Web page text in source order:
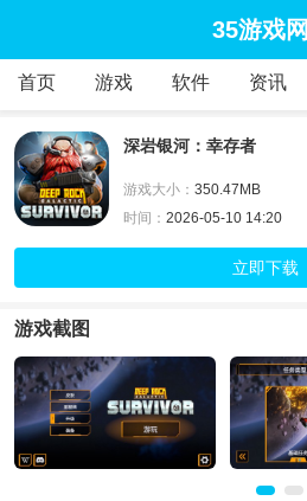
35游戏网
首页 游戏 软件 资讯
深岩银河：幸存者
游戏大小： 350.47MB
时间： 2026-05-10 14:20
立即下载
游戏截图